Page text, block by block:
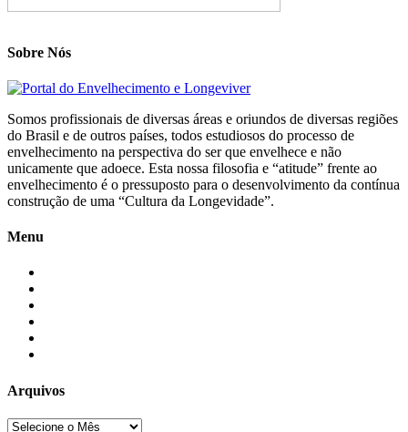
Sobre Nós
Somos profissionais de diversas áreas e oriundos de diversas regiões
do Brasil e de outros países, todos estudiosos do processo de
envelhecimento na perspectiva do ser que envelhece e não
unicamente que adoece. Esta nossa filosofia e “atitude” frente ao
envelhecimento é o pressuposto para o desenvolvimento da contínua
construção de uma “Cultura da Longevidade”.
Menu
Arquivos